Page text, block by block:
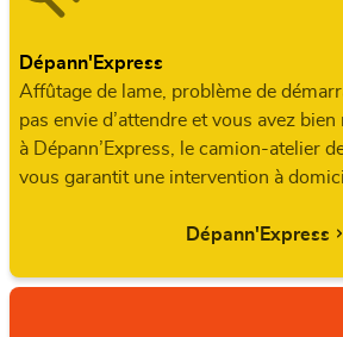
Dépann'Express
Affûtage de lame, problème de
pas envie d’attendre et vous avez bien
à Dépann’Express, le camion-atelier
vous garantit une intervention à
Dépann'Express